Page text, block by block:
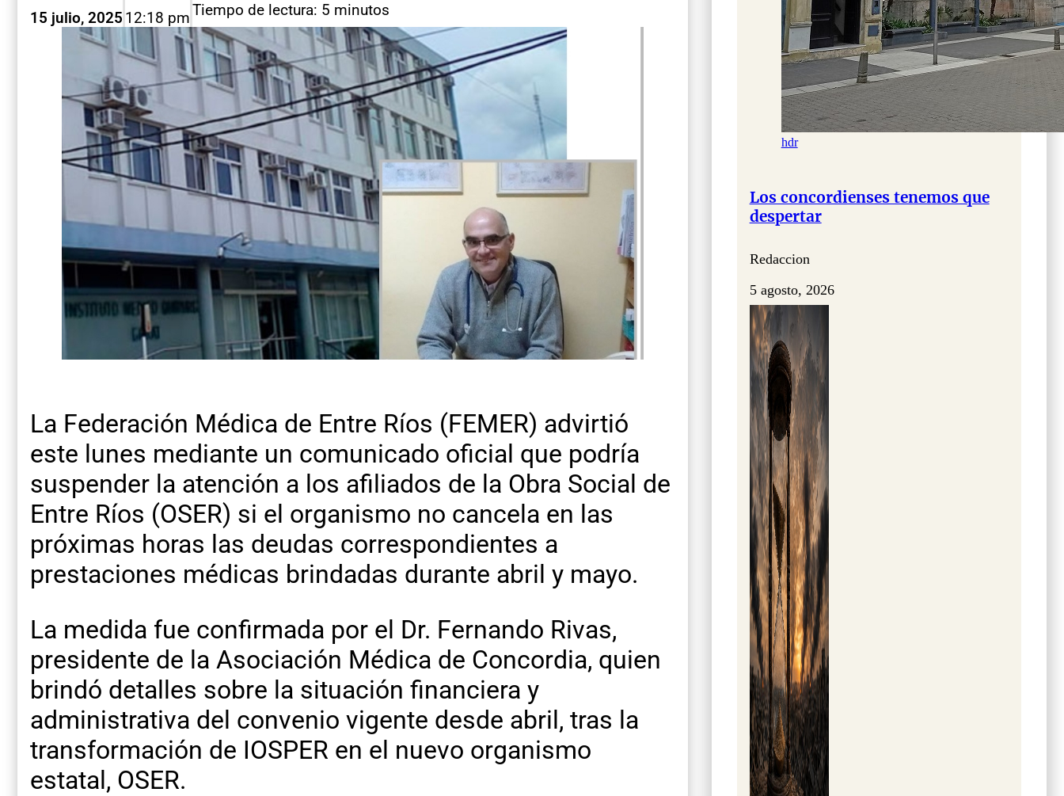
15 julio, 2025 12:18 pmTiempo de lectura: 5 minutos
La Federación Médica de Entre Ríos (FEMER) advirtió
este lunes mediante un comunicado oficial que podría
suspender la atención a los afiliados de la Obra Social de
Entre Ríos (OSER) si el organismo no cancela en las
próximas horas las deudas correspondientes a
prestaciones médicas brindadas durante abril y mayo.
La medida fue confirmada por el Dr. Fernando Rivas,
presidente de la Asociación Médica de Concordia, quien
brindó detalles sobre la situación financiera y
administrativa del convenio vigente desde abril, tras la
transformación de IOSPER en el nuevo organismo
estatal, OSER.
hdr
Los concordienses tenemos que
despertar
Redaccion
5 agosto, 2026